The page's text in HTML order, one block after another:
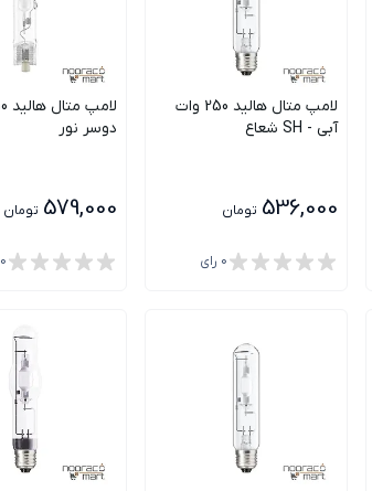
لامپ متال هالید 250 وات
آبی - SH شعاع
536,000 تومان
0 رای
دوسر نور
579,000 تومان
0